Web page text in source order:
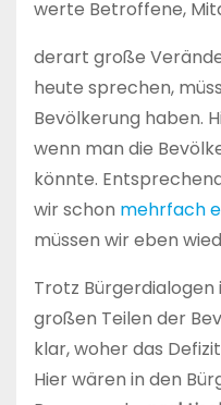
werte Betroffene,
derart große
heute sprechen,
Bevölkerung haben.
wenn man die
könnte.
wir schon mehrfach
müssen wir eben
Trotz
großen Teilen der
klar, woher das
Hier wären in den